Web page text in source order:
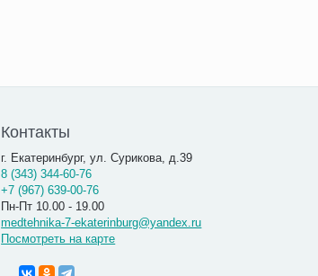
Контакты
г. Екатеринбург, ул. Сурикова, д.39
8 (343) 344-60-76
+7 (967) 639-00-76
Пн-Пт 10.00 - 19.00
medtehnika-7-ekaterinburg@yandex.ru
Посмотреть на карте